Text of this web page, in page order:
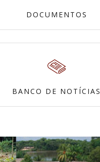
DOCUMENTOS
BANCO DE NOTÍCIAS